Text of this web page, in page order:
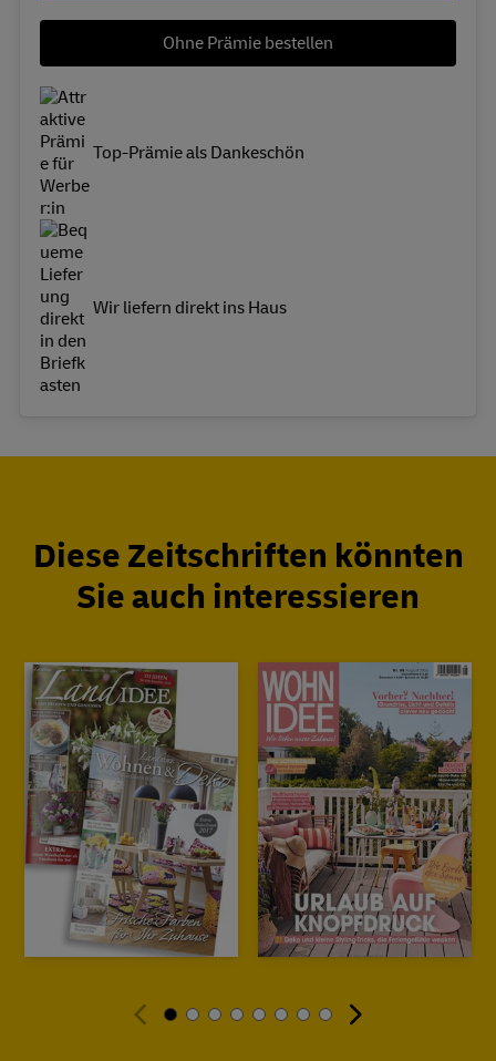
Ohne Prämie bestellen
Top-Prämie als Dankeschön
Wir liefern direkt ins Haus
Diese Zeitschriften könnten
Sie auch interessieren